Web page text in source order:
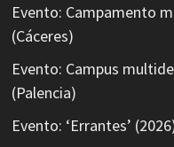
Evento: Campamento
(Cáceres)
Evento: Campus
(Palencia)
Evento: ‘Errantes’